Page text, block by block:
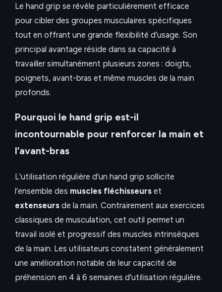
Le hand grip se révèle particulièrement efficace
pour cibler des groupes musculaires spécifiques
tout en offrant une grande flexibilité d’usage. Son
principal avantage réside dans sa capacité à
travailler simultanément plusieurs zones : doigts,
poignets, avant-bras et même muscles de la main
profonds.
Pourquoi le hand grip est-il
incontournable pour renforcer la main et
l’avant-bras
L’utilisation régulière d’un hand grip sollicite
l’ensemble des muscles fléchisseurs et
extenseurs de la main. Contrairement aux exercices
classiques de musculation, cet outil permet un
travail isolé et progressif des muscles intrinsèques
de la main. Les utilisateurs constatent généralement
une amélioration notable de leur capacité de
préhension en 4 à 6 semaines d’utilisation régulière.